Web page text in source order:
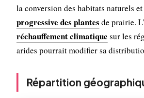
la conversion des habitats naturels
progressive des plantes de prairie.
réchauffement climatique sur les
arides pourrait modifier sa
Répartition